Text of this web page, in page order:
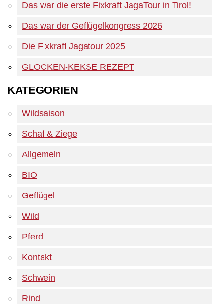
Das war die erste Fixkraft JagaTour in Tirol!
Das war der Geflügelkongress 2026
Die Fixkraft Jagatour 2025
GLOCKEN-KEKSE REZEPT
KATEGORIEN
Wildsaison
Schaf & Ziege
Allgemein
BIO
Geflügel
Wild
Pferd
Kontakt
Schwein
Rind